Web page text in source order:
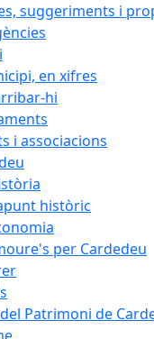
suggeriments i
en xifres
hi
i associacions
històric
per Cardedeu
Patrimoni de